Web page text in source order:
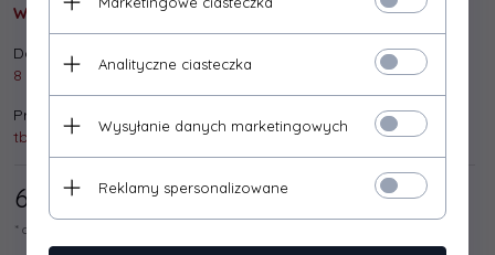
Wysyłka gratis!
Dostępna ilość:
8 szt.
Producent:
tb print
65, 85 / 81,00 PLN*
* cena netto / brutto
Analityczne ciasteczka
Wysyłanie danych marketingowych
Reklamy spersonalizowane